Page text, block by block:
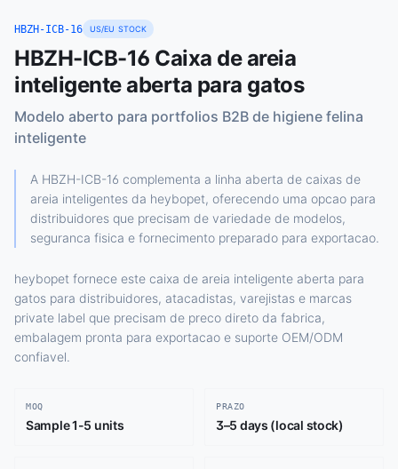
HBZH-ICB-16 US/EU STOCK
HBZH-ICB-16 Caixa de areia
inteligente aberta para gatos
Modelo aberto para portfolios B2B de higiene felina
inteligente
A HBZH-ICB-16 complementa a linha aberta de caixas de
areia inteligentes da heybopet, oferecendo uma opcao para
distribuidores que precisam de variedade de modelos,
seguranca fisica e fornecimento preparado para exportacao.
heybopet fornece este caixa de areia inteligente aberta para
gatos para distribuidores, atacadistas, varejistas e marcas
private label que precisam de preco direto da fabrica,
embalagem pronta para exportacao e suporte OEM/ODM
confiavel.
MOQ
Sample 1-5 units
PRAZO
3–5 days (local stock)